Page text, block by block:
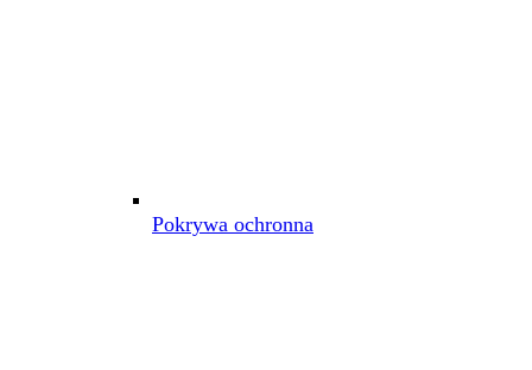
Pokrywa ochronna